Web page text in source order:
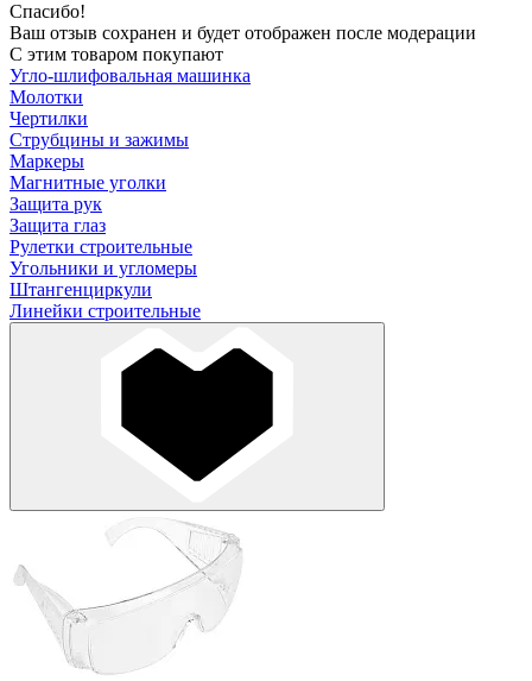
Спасибо!
Ваш отзыв сохранен и будет отображен после модерации
С этим товаром покупают
Угло-шлифовальная машинка
Молотки
Чертилки
Струбцины и зажимы
Маркеры
Магнитные уголки
Защита рук
Защита глаз
Рулетки строительные
Угольники и угломеры
Штангенциркули
Линейки строительные